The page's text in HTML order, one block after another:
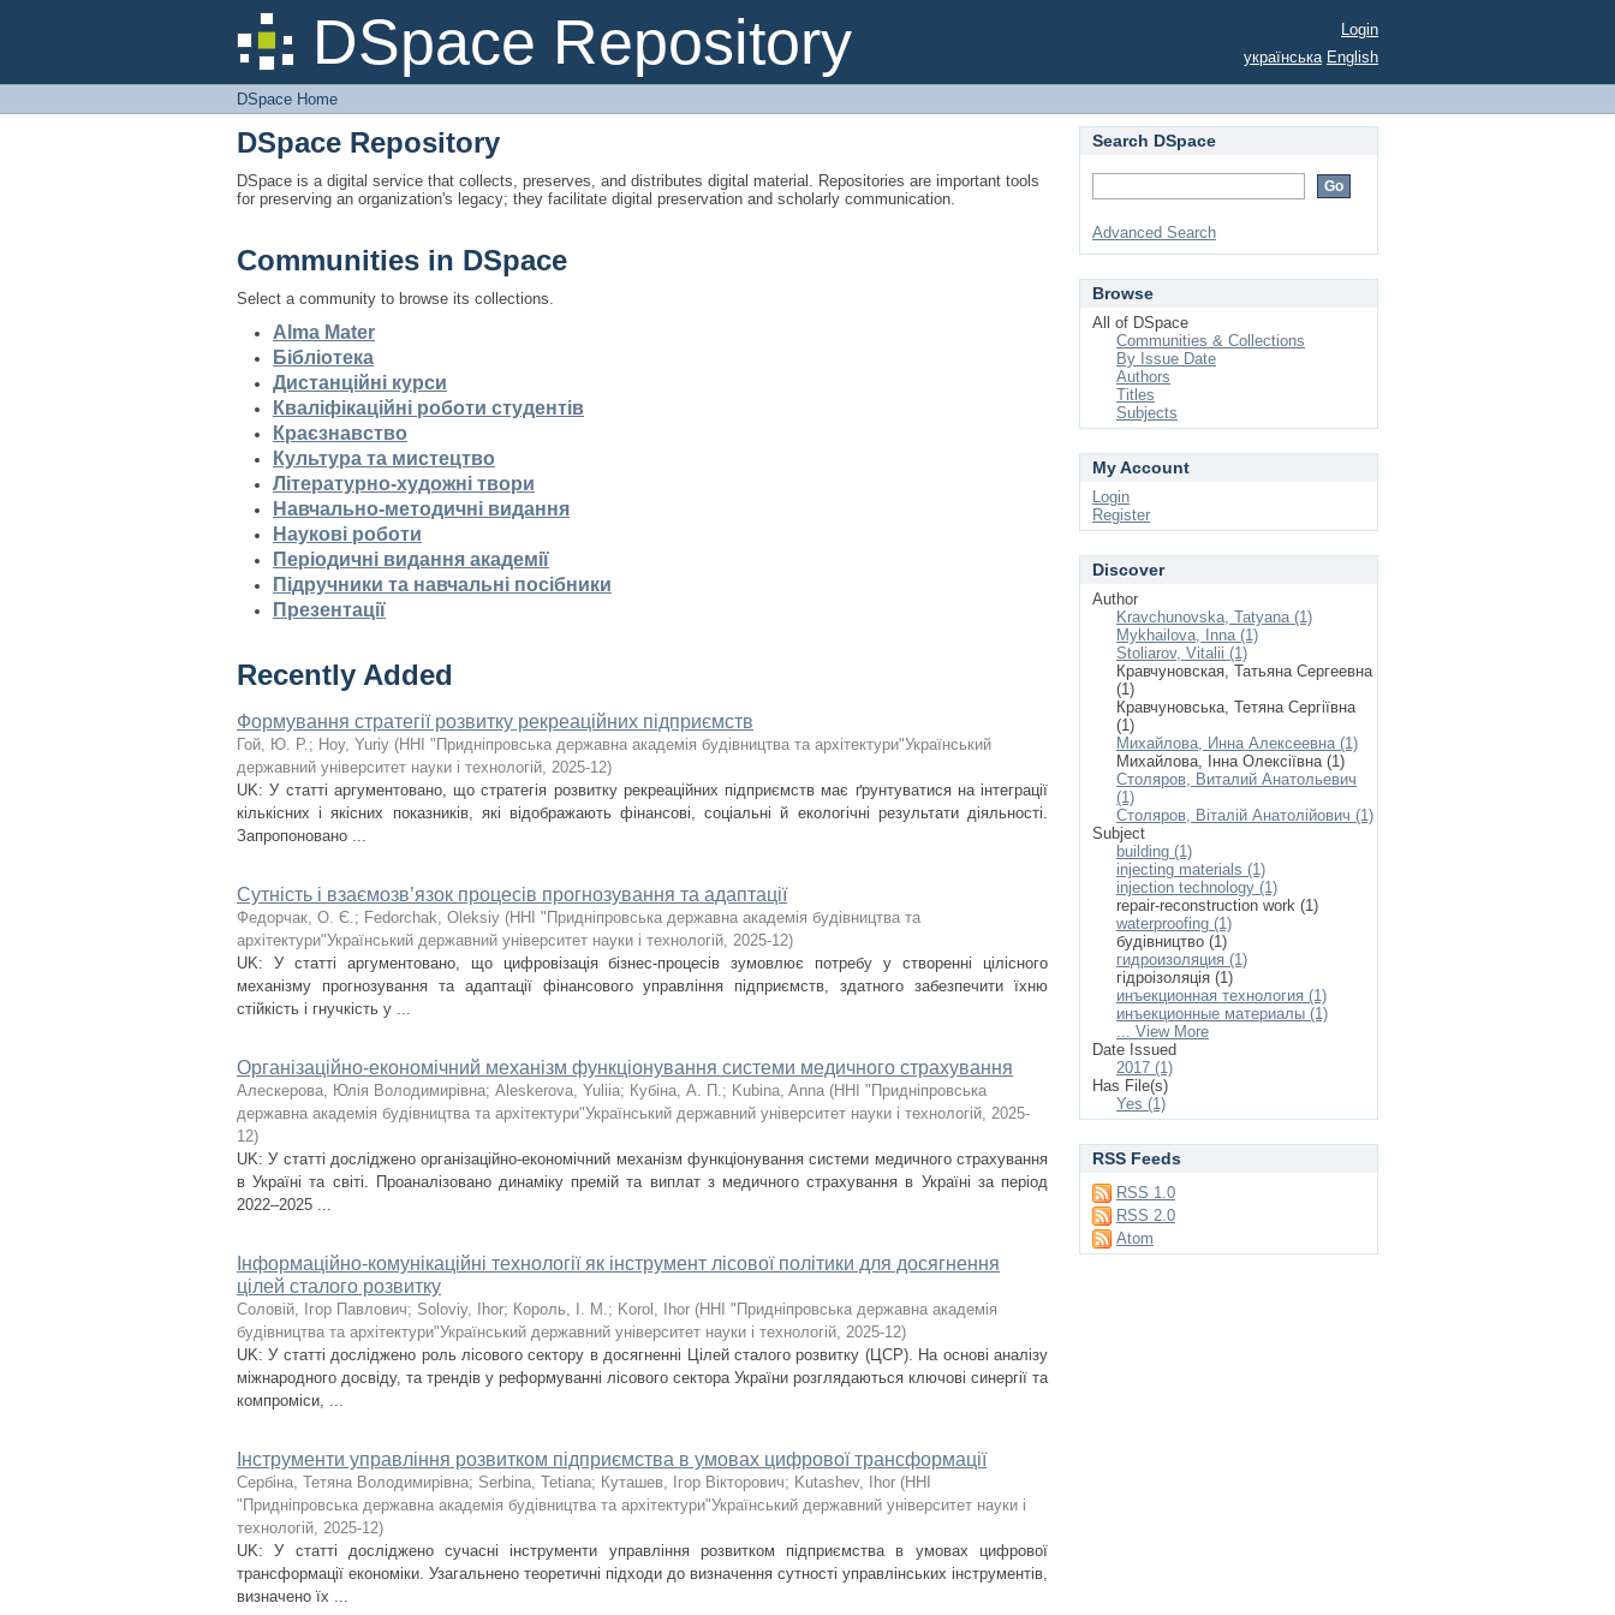
DSpace Repository
DSpace Home
Login
українська English
DSpace Home
DSpace Repository
DSpace is a digital service that collects, preserves, and distributes digital material. Repositories are important tools
for preserving an organization's legacy; they facilitate digital preservation and scholarly communication.
Communities in DSpace
Select a community to browse its collections.
Alma Mater
Бібліотека
Дистанційні курси
Кваліфікаційні роботи студентів
Краєзнавство
Культура та мистецтво
Літературно-художні твори
Навчально-методичні видання
Наукові роботи
Періодичні видання академії
Підручники та навчальні посібники
Презентації
Recently Added
Формування стратегії розвитку рекреаційних підприємств
Гой, Ю. Р.; Hoy, Yuriy (ННІ "Придніпровська державна академія будівництва та архітектури"Український
державний університет науки і технологій, 2025-12)
UK: У статті аргументовано, що стратегія розвитку рекреаційних підприємств має ґрунтуватися на інтеграції
кількісних і якісних показників, які відображають фінансові, соціальні й екологічні результати діяльності.
Запропоновано ...
Сутність і взаємозв’язок процесів прогнозування та адаптації
Федорчак, О. Є.; Fedorchak, Oleksiy (ННІ "Придніпровська державна академія будівництва та
архітектури"Український державний університет науки і технологій, 2025-12)
UK: У статті аргументовано, що цифровізація бізнес-процесів зумовлює потребу у створенні цілісного
механізму прогнозування та адаптації фінансового управління підприємств, здатного забезпечити їхню
стійкість і гнучкість у ...
Організаційно-економічний механізм функціонування системи медичного страхування
Алескерова, Юлія Володимирівна; Aleskerova, Yuliia; Кубіна, А. П.; Kubina, Anna (ННІ "Придніпровська
державна академія будівництва та архітектури"Український державний університет науки і технологій, 2025-
12)
UK: У статті досліджено організаційно-економічний механізм функціонування системи медичного страхування
в Україні та світі. Проаналізовано динаміку премій та виплат з медичного страхування в Україні за період
2022–2025 ...
Інформаційно-комунікаційні технології як інструмент лісової політики для досягнення
цілей сталого розвитку
Соловій, Ігор Павлович; Soloviy, Ihor; Король, І. М.; Korol, Ihor (ННІ "Придніпровська державна академія
будівництва та архітектури"Український державний університет науки і технологій, 2025-12)
UK: У статті досліджено роль лісового сектору в досягненні Цілей сталого розвитку (ЦСР). На основі аналізу
міжнародного досвіду, та трендів у реформуванні лісового сектора України розглядаються ключові синергії та
компроміси, ...
Інструменти управління розвитком підприємства в умовах цифрової трансформації
Сербіна, Тетяна Володимирівна; Serbina, Tetiana; Куташев, Ігор Вікторович; Kutashev, Ihor (ННІ
"Придніпровська державна академія будівництва та архітектури"Український державний університет науки і
технологій, 2025-12)
UK: У статті досліджено сучасні інструменти управління розвитком підприємства в умовах цифрової
трансформації економіки. Узагальнено теоретичні підходи до визначення сутності управлінських інструментів,
визначено їх ...
Search DSpace
Advanced Search
Browse
All of DSpace
Communities & Collections
By Issue Date
Authors
Titles
Subjects
My Account
Login
Register
Discover
Author
Kravchunovska, Tatyana (1)
Mykhailova, Inna (1)
Stoliarov, Vitalii (1)
Кравчуновская, Татьяна Сергеевна
(1)
Кравчуновська, Тетяна Сергіївна
(1)
Михайлова, Инна Алексеевна (1)
Михайлова, Інна Олексіївна (1)
Столяров, Виталий Анатольевич
(1)
Столяров, Віталій Анатолійович (1)
Subject
building (1)
injecting materials (1)
injection technology (1)
repair-reconstruction work (1)
waterproofing (1)
будівництво (1)
гидроизоляция (1)
гідроізоляція (1)
инъекционная технология (1)
инъекционные материалы (1)
... View More
Date Issued
2017 (1)
Has File(s)
Yes (1)
RSS Feeds
RSS 1.0
RSS 2.0
Atom